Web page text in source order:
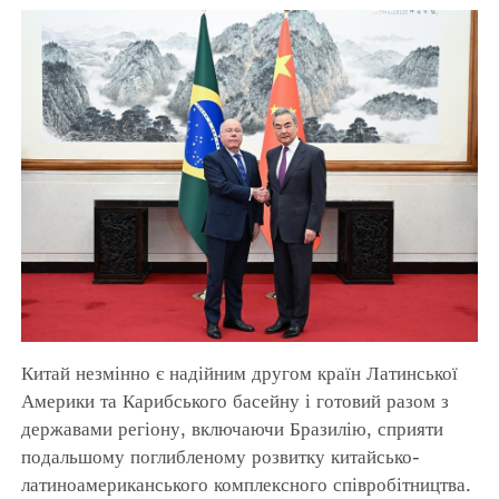
Китай незмінно є надійним другом країн Латинської
Америки та Карибського басейну і готовий разом з
державами регіону, включаючи Бразилію, сприяти
подальшому поглибленому розвитку китайсько-
латиноамериканського комплексного співробітництва.